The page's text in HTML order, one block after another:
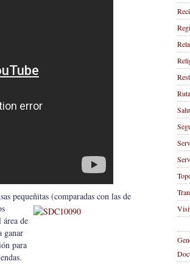
pequeñitas (comparadas con las de
de
ganar
para